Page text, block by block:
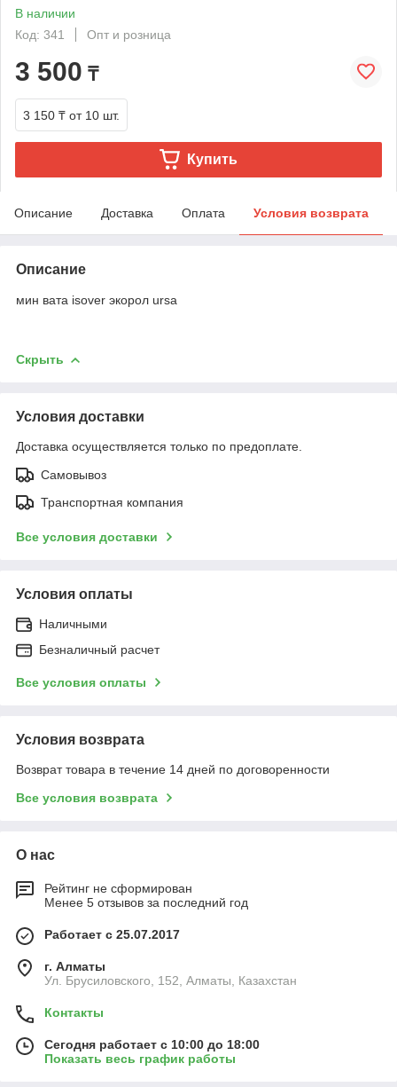
В наличии
Код: 341
Опт и розница
3 500 ₸
3 150 ₸ от 10 шт.
Купить
Описание Доставка Оплата Условия возврата
Описание
мин вата isover экорол ursa
Скрыть
Условия доставки
Доставка осуществляется только по предоплате.
Самовывоз
Транспортная компания
Все условия доставки
Условия оплаты
Наличными
Безналичный расчет
Все условия оплаты
Условия возврата
Возврат товара в течение 14 дней по договоренности
Все условия возврата
О нас
Рейтинг не сформирован
Менее 5 отзывов за последний год
Работает с 25.07.2017
г. Алматы
Ул. Брусиловского, 152, Алматы, Казахстан
Контакты
Сегодня работает с 10:00 до 18:00
Показать весь график работы